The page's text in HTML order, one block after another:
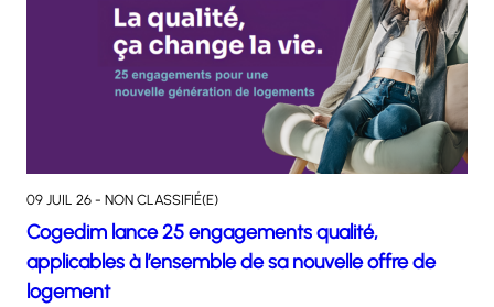
09 JUIL 26 - NON CLASSIFIÉ(E)
Cogedim lance 25 engagements qualité,
applicables à l’ensemble de sa nouvelle offre de
logement